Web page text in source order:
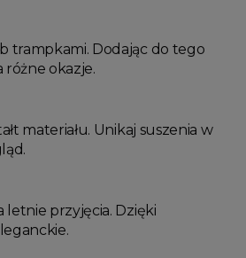
trampkami. Dodając do tego
różne okazje.
materiału. Unikaj suszenia w
letnie przyjęcia. Dzięki